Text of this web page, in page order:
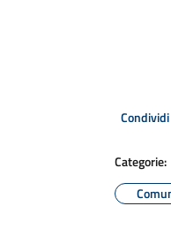
Condividi
Categorie: